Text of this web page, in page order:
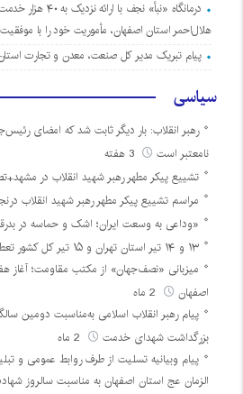
درمانگاه «نبأ» نجف
هلال‌احمر استان اصفهان، مأموریت خود را با موفقیت
پیام تبریک مدیر کل صنعت، معدن و تجارت استان
سیاسی
رهبر انقلاب: بار دیگر ثابت شد که امضای
نامعتبر است
3 هفته
تشییع پیکر مطهر رهبر شهید انقلاب در
مراسم تشییع پیکر مطهر رهبر شهید انقلاب
«وداعی به وسعت ایران؛ اشک و حماسه در
۱۳ و ۱۴ تیر استان تهران و ۱۵ تیر کل کشور تعطیل است
میزبانی «نصف‌جهان» از مکتب مقاومت؛ آغاز
اصفهان
پیام رهبر انقلاب اسلامی به‌مناسبت دومین
بزرگداشت شهدای خدمت
پیام وبیانیه تسلیت از طرف روابط عمومی و
الزمان عج استان اصفهان به مناسبت سالروز